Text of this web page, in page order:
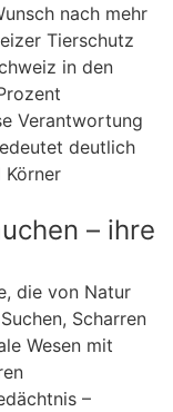
nach mehr
Tierschutz
in den
Verantwortung
deutlich
Körner
– ihre
die von Natur
Scharren
Wesen mit
–